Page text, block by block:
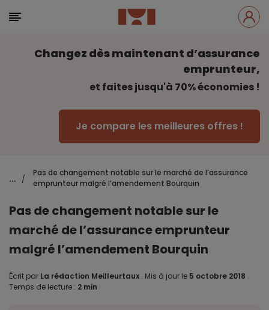
Changez dès maintenant d’assurance
emprunteur,
et faites jusqu'à 70% économies !
Je compare les meilleures offres !
... /
Pas de changement notable sur le marché de l’assurance
emprunteur malgré l’amendement Bourquin
Pas de changement notable sur le
marché de l’assurance emprunteur
malgré l’amendement Bourquin
Écrit par La rédaction Meilleurtaux . Mis à jour le 5 octobre 2018 .
Temps de lecture : 2 min